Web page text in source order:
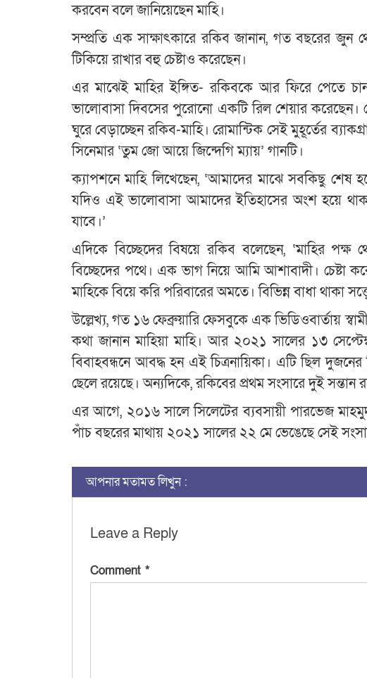
করবেন বলে জানিয়েছেন মাহি।
সম্প্রতি এক সাক্ষাৎকারে রকিব জানান, গত বছরের জুন
টিকিয়ে রাখার বহু চেষ্টাও করেছেন।
এর মাঝেই মাহির ইঙ্গিত- রকিবকে আর ফিরে পেতে
ভালোবাসা দিবসের পুরোনো একটি রিল শেয়ার করেছেন।
ঘুরে বেড়াচ্ছেন রকিব-মাহি। রোমান্টিক সেই মুহূর্তের
সিনেমার ‘তুম জো আয়ে জিন্দেগি ম্যায়’ গানটি।
ক্যাপশনে মাহি লিখেছেন, ‘আমাদের মাঝে সবকিছু শেষ
যদিও এই ভালোবাসা আমাদের ইতিহাসের অংশ হয়ে
যাবে।’
এদিকে বিচ্ছেদের বিষয়ে রকিব বলেছেন, ‘মাহির
বিচ্ছেদের পথে। এক ভাগ নিয়ে আমি আশাবাদী। চেষ্টা
মাহিকে বিয়ে করি পরিবারের অমতে। বিভিন্ন বাধা থাকা
উল্লেখ্য, গত ১৬ ফেব্রুয়ারি ফেসবুকে এক ভিডিওবার্তায়
কথা জানান মাহিয়া মাহি। আর ২০২১ সালের ১৩
বিবাহবন্ধনে আবদ্ধ হন এই চিত্রনায়িকা। এটি ছিল
ছেলে রয়েছে। অন্যদিকে, রকিবের প্রথম সংসারে দুই সন্তান
এর আগে, ২০১৬ সালে সিলেটের ব্যবসায়ী পারভেজ
পাঁচ বছরের মাথায় ২০২১ সালের ২২ মে ভেঙেছে সেই
আপনার মতামত লিখুন :
Leave a Reply
Comment *